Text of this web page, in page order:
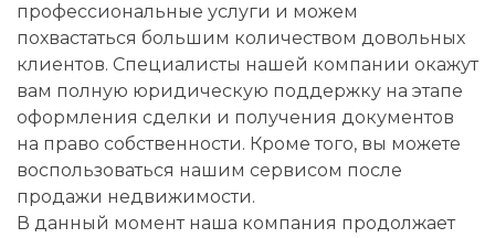
профессиональные услуги и можем
похвастаться большим количеством довольных
клиентов. Специалисты нашей компании окажут
вам полную юридическую поддержку на этапе
оформления сделки и получения документов
на право собственности. Кроме того, вы можете
воспользоваться нашим сервисом после
продажи недвижимости.
В данный момент наша компания продолжает